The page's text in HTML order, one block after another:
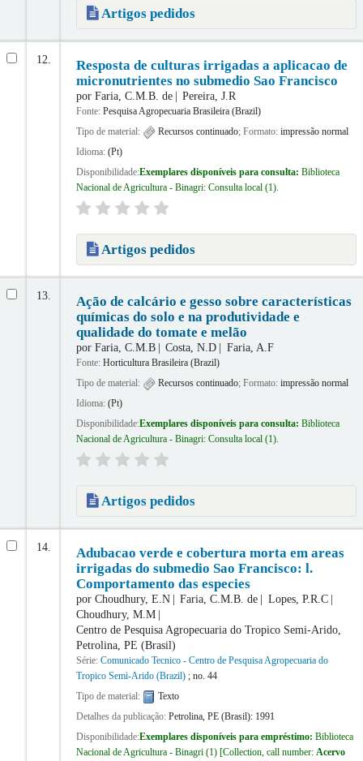
Artigos pedidos
12.
Resposta de culturas irrigadas a aplicacao de
micronutrientes no submedio Sao Francisco
por Faria, C.M.B. de Pereira, J.R
Fonte: Pesquisa Agropecuaria Brasileira (Brazil)
Tipo de material:
Recursos continuado; Formato: impressão normal
Idioma: (Pt)
Disponibilidade:Exemplares disponíveis para consulta: Biblioteca
Nacional de Agricultura - Binagri: Consulta local (1).
Artigos pedidos
13.
Ação de calcário e gesso sobre características
químicas do solo e na produtividade e
qualidade do tomate e melão
por Faria, C.M.B Costa, N.D Faria, A.F
Fonte: Horticultura Brasileira (Brazil)
Tipo de material:
Recursos continuado; Formato: impressão normal
Idioma: (Pt)
Disponibilidade:Exemplares disponíveis para consulta: Biblioteca
Nacional de Agricultura - Binagri: Consulta local (1).
Artigos pedidos
14.
Adubacao verde e cobertura morta em areas
irrigadas do submedio Sao Francisco: l.
Comportamento das especies
por Choudhury, E.N Faria, C.M.B. de
Lopes, P.R.C
Choudhury, M.M
Centro de Pesquisa Agropecuaria do Tropico Semi-Arido,
Petrolina, PE (Brasil)
Série: Comunicado Tecnico - Centro de Pesquisa Agropecuaria do
Tropico Semi-Arido (Brazil); no. 44
Tipo de material:
Texto
Detalhes da publicação: Petrolina, PE (Brasil): 1991
Disponibilidade:Exemplares disponíveis para empréstimo: Biblioteca
Nacional de Agricultura - Binagri(1) Collection, call number: Acervo